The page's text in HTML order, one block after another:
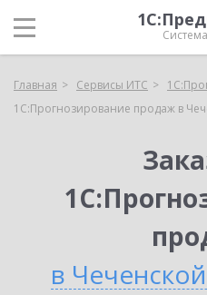
Главная Сервисы ИТС
1С:Прогнозирование продаж в
в